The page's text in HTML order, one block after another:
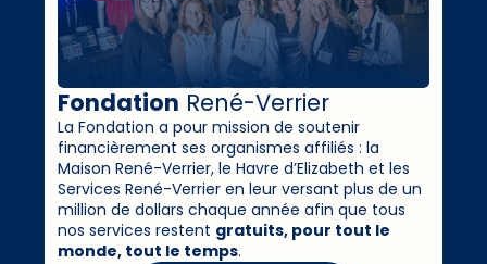
Fondation René-Verrier
La Fondation a pour mission de soutenir
financièrement ses organismes affiliés : la
Maison René-Verrier, le Havre d’Elizabeth et les
Services René-Verrier en leur versant plus de un
million de dollars chaque année afin que tous
nos services restent gratuits, pour tout le
monde, tout le temps.